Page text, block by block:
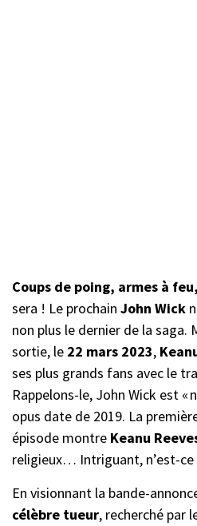
Coups de poing, armes à
sera ! Le prochain John Wick
non plus le dernier de la saga.
sortie, le 22 mars 2023,
ses plus grands fans avec le
Rappelons-le, John Wick est «
opus date de 2019. La
épisode montre Keanu
religieux… Intriguant, n’est-ce
En visionnant la bande-
célèbre tueur, recherché par